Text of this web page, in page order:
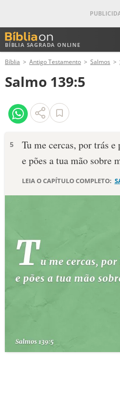
BÍBLIA SAGRADA ONLINE
ANTIGO TESTAMENTO
NOVO TESTAMENTO
VERSÍCULOS
PALAVRA DO DIA
10 MANDAMENTOS
ESTUDOS BÍBLICOS
ESBOÇOS DE PREGAÇÃO
PERGUNTE À BÍBLIA
Bíblia Antigo Testamento Salmos
Salmo 139:5
5
Tu me cercas, por trás e
e pões a tua mão sobre
LEIA O CAPÍTULO COMPLETO: